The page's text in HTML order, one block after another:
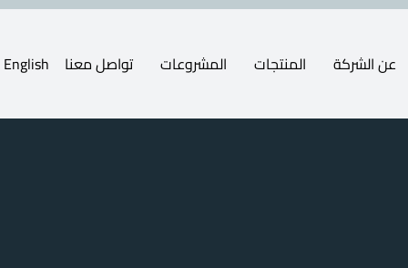
عن الشركة المنتجات المشروعات تواصل معنا English